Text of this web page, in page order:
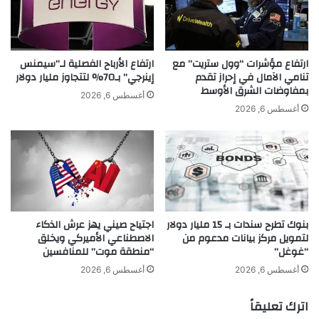
ا
ت
ه
ل
خ
ا
ع
ل
ى
ق
ن
ا
ة
ا
ل
ي
s
t
a
u
r
a
n
h
o
e
n
i
c
i
a
"
ا
ارتفاع مؤشرات “وول ستريت” مع
تنامي الآمال في إحراز تقدم
بمفاوضات الشرق الأوسط
أغسطس 6, 2026
ارتفاع الأرباح الفصلية لـ”سيمنس
إينرجي” بـ70% لتتجاوز مليار دولار
أغسطس 6, 2026
بنوك تطرح سندات بـ 15 مليار دولار
لتمويل مركز بيانات مدعوم من
“غوغل”
أغسطس 6, 2026
اجتياح صيني يهز عرش الذكاء
الاصطناعي الأميركي ويخلق
“منطقة موت” للمنافسين
أغسطس 6, 2026
اترك تعليقاً